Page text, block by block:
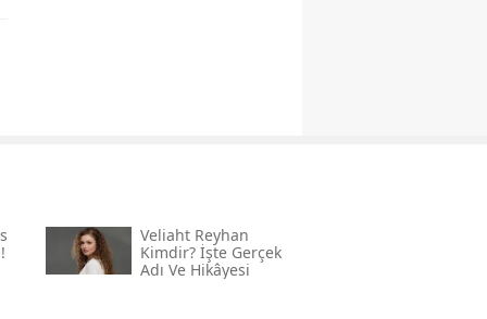
Veliaht Reyhan
Kimdir? İşte Gerçek
Adı Ve Hikâyesi